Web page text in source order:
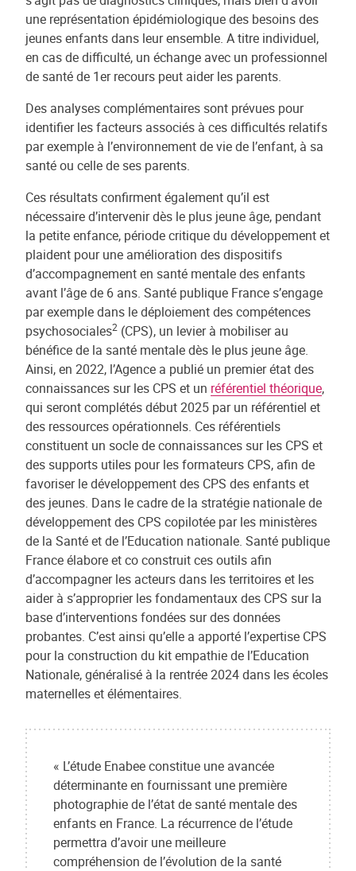
une représentation épidémiologique des besoins des
jeunes enfants dans leur ensemble. A titre individuel,
en cas de difficulté, un échange avec un professionnel
de santé de 1er recours peut aider les parents.
Des analyses complémentaires sont prévues pour
identifier les facteurs associés à ces difficultés relatifs
par exemple à l’environnement de vie de l’enfant, à sa
santé ou celle de ses parents.
Ces résultats confirment également qu’il est
nécessaire d’intervenir dès le plus jeune âge, pendant
la petite enfance, période critique du développement et
plaident pour une amélioration des dispositifs
d’accompagnement en santé mentale des enfants
avant l’âge de 6 ans. Santé publique France s’engage
par exemple dans le déploiement des compétences
psychosociales2 (CPS), un levier à mobiliser au
bénéfice de la santé mentale dès le plus jeune âge.
Ainsi, en 2022, l’Agence a publié un premier état des
connaissances sur les CPS et un référentiel théorique,
qui seront complétés début 2025 par un référentiel et
des ressources opérationnels. Ces référentiels
constituent un socle de connaissances sur les CPS et
des supports utiles pour les formateurs CPS, afin de
favoriser le développement des CPS des enfants et
des jeunes. Dans le cadre de la stratégie nationale de
développement des CPS copilotée par les ministères
de la Santé et de l’Education nationale. Santé publique
France élabore et co construit ces outils afin
d’accompagner les acteurs dans les territoires et les
aider à s’approprier les fondamentaux des CPS sur la
base d’interventions fondées sur des données
probantes. C’est ainsi qu’elle a apporté l’expertise CPS
pour la construction du kit empathie de l’Education
Nationale, généralisé à la rentrée 2024 dans les écoles
maternelles et élémentaires.
« L’étude Enabee constitue une avancée
déterminante en fournissant une première
photographie de l’état de santé mentale des
enfants en France. La récurrence de l’étude
permettra d’avoir une meilleure
compréhension de l’évolution de la santé